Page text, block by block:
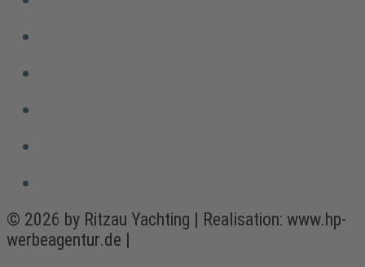
© 2026 by Ritzau Yachting | Realisation: www.hp-
werbeagentur.de |